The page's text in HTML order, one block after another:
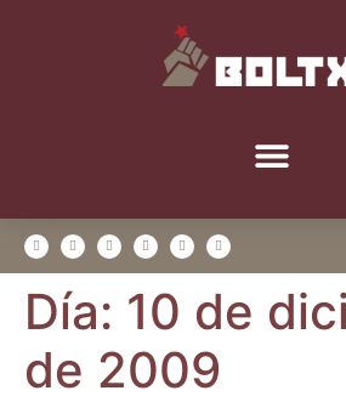
Día: 10 de
de 2009